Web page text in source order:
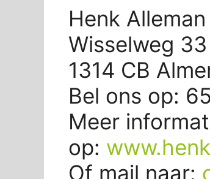
Henk
Wisselweg 33
1314 CB
Bel ons op:
Meer
op:
Of mail naar: